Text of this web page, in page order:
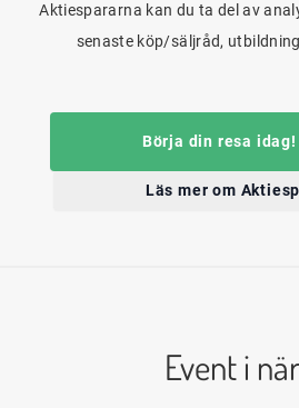
Aktiespararna kan du ta del av
senaste köp/säljråd,
Börja din resa
Läs mer om
Event i